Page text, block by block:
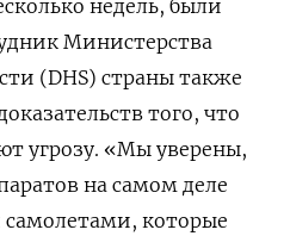
недель, были
Министерства
(DHS) страны также
того, что
угрозу. «Мы уверены,
на самом деле
которые